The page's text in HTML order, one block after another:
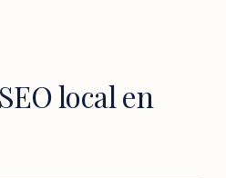
local en